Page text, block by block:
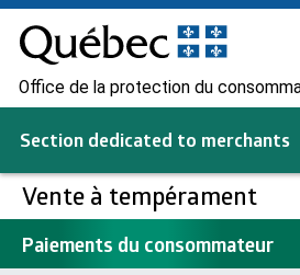
Office de la protection du
Section dedicated to merchants
Vente à tempérament
Paiements du consommateur